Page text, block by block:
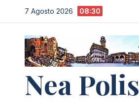
al
contenuto
7 Agosto 2026 08:30
Nea Polis